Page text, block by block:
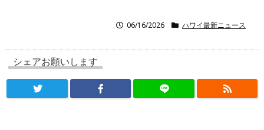
06/16/2026 ハワイ最新ニュース
シェアお願いします